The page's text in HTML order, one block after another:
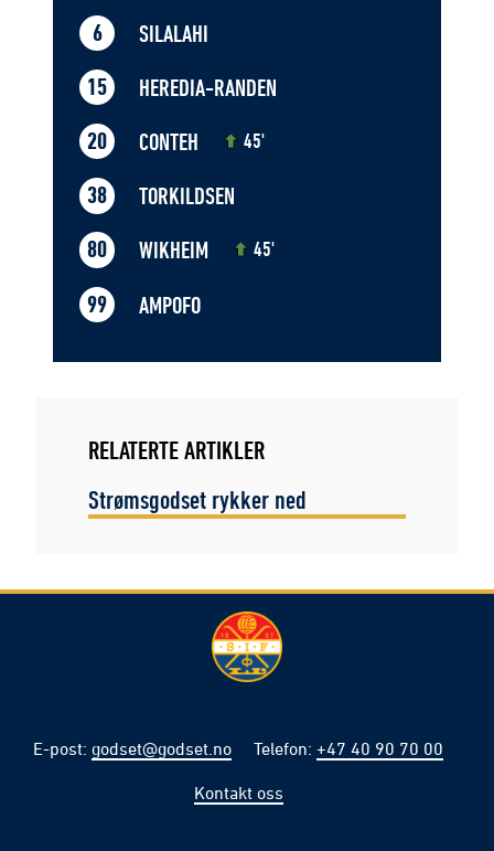
6 SILALAHI
15 HEREDIA-RANDEN
20 CONTEH 45'
38 TORKILDSEN
80 WIKHEIM 45'
99 AMPOFO
RELATERTE ARTIKLER
Strømsgodset rykker ned
E-post: godset@godset.no Telefon: +47 40 90 70 00
Kontakt oss